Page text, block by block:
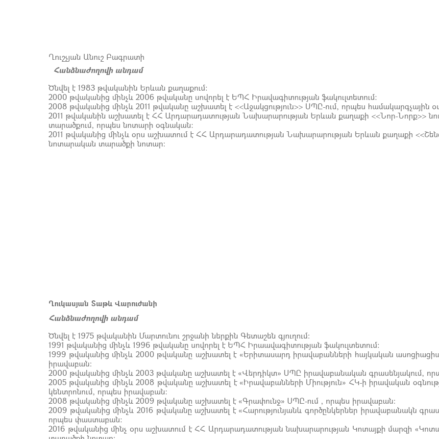
Ղուշչյան Անուշ Բագրատի
Հանձնաժողովի անդամ
Ծնվել է 1983 թվականին Երևան քաղաքում:
2000 թվականից մինչև 2006 թվականը սովորել է ԵՊՀ Իրավագիտության ֆակուլտետում:
2008 թվականից մինչև 2011 թվականը աշխատել է <<Աջակցություն>> ՍՊԸ-ում, որպես համակարգչային
2011 թվականին աշխատել է ՀՀ Արդարադատության Նախարարության Երևան քաղաքի <<Նոր-Նորք>>
տարածքում, որպես նոտարի օգնական:
2011 թվականից մինչև օրս աշխատում է ՀՀ Արդարադատության Նախարարության Երևան քաղաքի
նոտարական տարածքի նոտար:
Ղուկասյան Տաթև Վարուժանի
Հանձնաժողովի անդամ
Ծնվել է 1975 թվականին Մարտունու շրջանի ներքին Գետաշեն գյուղում:
1991 թվականից մինչև 1996 թվականը սովորել է ԵՊՀ Իրաավագիտության ֆակուլտետում:
1999 թվականից մինչև 2000 թվականը աշխատել է «Երիտասարդ իրավաբանների հայկական
իրավաբան:
2000 թվականից մինչև 2003 թվականը աշխատել է «Վերդիկտ» ՍՊԸ իրավաբանական գրասենյակում,
2005 թվականից մինչև 2008 թվականը աշխատել է «Իրավաբանների Միություն» ՀԿ-ի իրավական
կենտրոնում, որպես իրավաբան:
2008 թվականից մինչև 2009 թվականը աշխատել է «Գրափունջ» ՍՊԸ-ում , որպես իրավաբան:
2009 թվականից մինչև 2016 թվականը աշխատել է «Հարությունյանև գործընկերներ իրավաբանակն
որպես փաստաբան:
2016 թվականից մինչ օրս աշխատում է ՀՀ Արդարադատության նախարարության Կոտայքի մարզի